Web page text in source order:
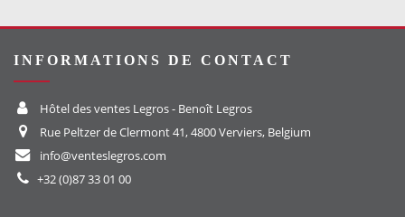
INFORMATIONS DE CONTACT
Hôtel des ventes Legros - Benoît Legros
Rue Peltzer de Clermont 41, 4800 Verviers, Belgium
info@venteslegros.com
+32 (0)87 33 01 00